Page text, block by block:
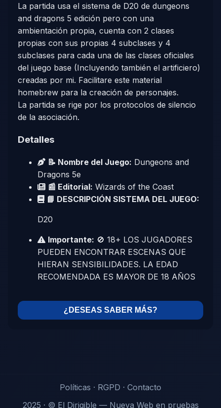
La partida usa el sistema de D20 de dungeons
and dragons 5 edición pero con una
ambientación propia, cuenta con 2 clases
propias con sus propias 4 subclases y 4
subclases para cada una de las clases oficiales
del juego base (Incluyendo también el artificiero)
creadas por mi. Facilitare este material
homebrew para la creación de personajes.
La partida se rige por los protocolos de silencio
de la asociación.
Detalles
📝 Nombre del Juego: Dungeons and
Dragons 5e
📰 Editorial: Wizards of the Coast
📘 DESCRIPCIÓN SISTEMA DEL JUEGO:
D20
Importante: 🚫 18+ LOS JUGADORES
PUEDEN ENCONTRAR ESCENAS QUE
HIERAN SENSIBILIDADES. LA EDAD
RECOMENDADA ES MAYOR DE 18 AÑOS
¿DESEAS SABER MÁS?
Políticas · RGPD · Contacto
2025 · © El Dirigible — Nueva Web en pruebas